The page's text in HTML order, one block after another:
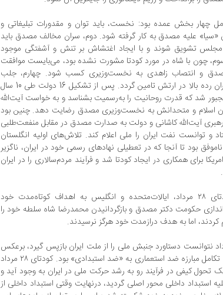
چهار بخش عمده بود: نخست، باید توان و مقدورات تبلیغاتی و
«سیا» علیه مصدق به کار گرفته شود. دوم، سران مخالف مصدق باید
تشویق شوند و با ایجاد اغتشاش بر تنش و آشفتگی موجود
چون با شاه در مورد کودتا مشورت نشده بود، می‌بایست موافقت
و انتصاب زاهدی به نخست‌وزیری کسب شود. چهارم، جلب
پشتیبانی افسران رده بالا در ارتش تامین گردد. پس از تشکیل 16 دولت طی 10 سال
شد که قدرت روحانیت را به‌رسمیت بشناسد و به خواست آیت‌الله
اسلام و متحدانش به نخست‌وزیری مصدق رضایت دهد. چنین بود
آیت‌الله کاشانی و دولت به صدارت مصدق در مقابل منفعت‌طلبی
و توانست نفت ایران را ملی اعلام کند. تلاش‌های اولیه انگلستان
ناموفق بود تا آنجا که در تعطیلی نهادهای رسمی خود در ایران، ناگزیر
برای همکاری در ایجاد کودتا شد و فرآیند مردم‌سالاری را در ایران
با پیروزی کودتای ۲۸ مرداد، ایالات‌متحده و انگلیس به اهداف کوتاه‌مدت خود
حکومت دکتر مصدق و بازگردانیدن محمدرضا شاه سلطه خود را
کردند، اما به هدف درازمدت خود هرگز نرسیدند.
۲۸ مرداد نتوانست دستاورد جنبش ملی را از ملت ایران بازپس گیرد، برعکس
سبب توسعه و تکامل مبارزه ضد استعماری به «ضد استبدادی» بود. کودتای ۲۸ مرداد
کیفی در فرآیند رو به رشد حرکت ملی در ایران به وجود آید و
استبداد داخلی محور اصلی گردید، درنهایت وقتی استبداد داخلی از